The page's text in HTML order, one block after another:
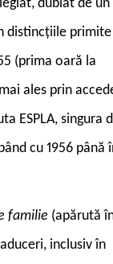
dublat de un
distincțiile
(prima oară la
ales prin
ESPLA, singura
cu 1956 până
familie (apărută
inclusiv în